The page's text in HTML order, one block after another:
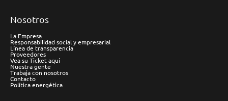
Nosotros
La Empresa
Responsabilidad social y empresarial
Línea de transparencia
Proveedores
Vea su Ticket aquí
Nuestra gente
Trabaja con nosotros
Contacto
Política energética